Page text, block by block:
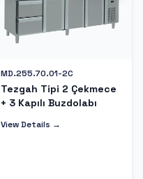
MD.255.70.01-2C
Tezgah Tipi 2 Çekmece
+ 3 Kapılı Buzdolabı
View Details →